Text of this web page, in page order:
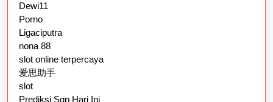
Dewi11
Porno
Ligaciputra
nona 88
slot online terpercaya
爱思助手
slot
Prediksi Sgp Hari Ini